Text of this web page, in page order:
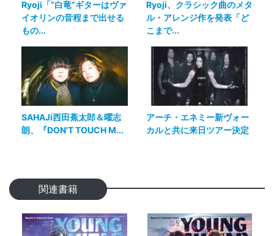
Ryoji「“白竜”ギターはヴァ
イオリンの音程まで出せる
もの...
Ryoji、クラシック曲のメタ
ル・アレンジ作を発表「ど
こまで...
SAHAJi西田蕉太郎＆曜志
朗、『DON'T TOUCH M...
アーチ・エネミー新ヴォー
カルと共に来日ツアー決定
関連書籍